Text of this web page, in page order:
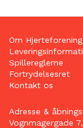
Om
Spillereglerne
Fortrydelsesret
Kontakt os
Adresse &
Vognmagergade